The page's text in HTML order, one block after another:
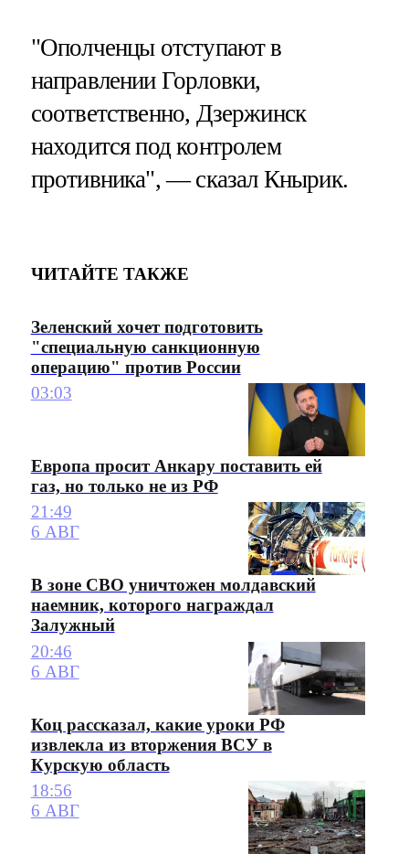
"Ополченцы отступают в
направлении Горловки,
соответственно, Дзержинск
находится под контролем
противника", — сказал Кнырик.
ЧИТАЙТЕ ТАКЖЕ
Зеленский хочет подготовить
"специальную санкционную
операцию" против России
03:03
Европа просит Анкару поставить ей
газ, но только не из РФ
21:49
6 АВГ
В зоне СВО уничтожен молдавский
наемник, которого награждал
Залужный
20:46
6 АВГ
Коц рассказал, какие уроки РФ
извлекла из вторжения ВСУ в
Курскую область
18:56
6 АВГ